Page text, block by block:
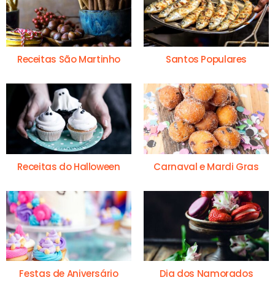
Receitas São Martinho Santos Populares
Receitas do Halloween Carnaval e Mardi Gras
Festas de Aniversário Dia dos Namorados